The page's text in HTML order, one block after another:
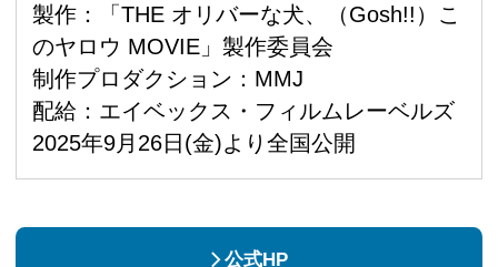
製作：「THE オリバーな犬、（Gosh!!）こ
のヤロウ MOVIE」製作委員会
制作プロダクション：MMJ
配給：エイベックス・フィルムレーベルズ
2025年9月26日(金)より全国公開
公式HP